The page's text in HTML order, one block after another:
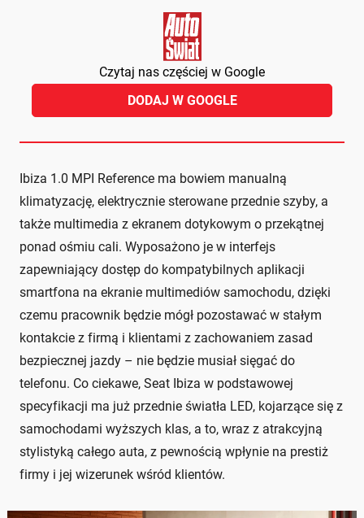
Czytaj nas częściej w Google
DODAJ W GOOGLE
Ibiza 1.0 MPI Reference ma bowiem manualną
klimatyzację, elektrycznie sterowane przednie szyby, a
także multimedia z ekranem dotykowym o przekątnej
ponad ośmiu cali. Wyposażono je w interfejs
zapewniający dostęp do kompatybilnych aplikacji
smartfona na ekranie multimediów samochodu, dzięki
czemu pracownik będzie mógł pozostawać w stałym
kontakcie z firmą i klientami z zachowaniem zasad
bezpiecznej jazdy – nie będzie musiał sięgać do
telefonu. Co ciekawe, Seat Ibiza w podstawowej
specyfikacji ma już przednie światła LED, kojarzące się z
samochodami wyższych klas, a to, wraz z atrakcyjną
stylistyką całego auta, z pewnością wpłynie na prestiż
firmy i jej wizerunek wśród klientów.